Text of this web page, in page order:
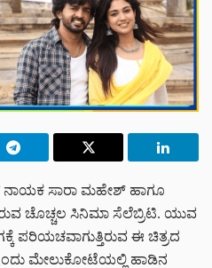
ಸಾರಾ ಮಹೇಶ್ ಹಾಗೂ
ಚೊಚ್ಚಲ ಸಿನಿಮಾ ಸೆಲೆಬ್ರಿಟಿ. ಯುವ
ಪರಿಯಚವಾಗುತ್ತಿರುವ ಈ ಚಿತ್ರದ
ಮೇಲುಕೋಟೆಯಲ್ಲಿ ಹಾಡಿನ